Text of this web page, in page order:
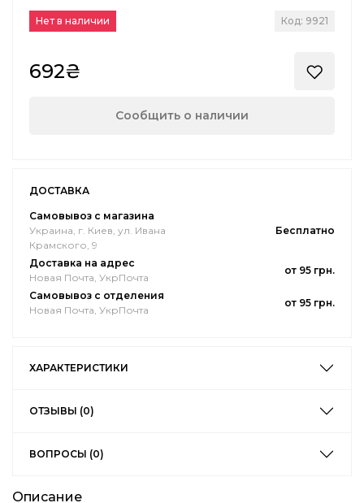
Нет в наличии Код: 9921
692₴
Сообщить о наличии
ДОСТАВКА
Самовывоз с магазина
Украина, г. Киев, ул. Ивана
Крамского, 9
Бесплатно
Доставка на адрес
Новая Почта, УкрПочта
от 95 грн.
Самовывоз с отделения
Новая Почта, УкрПочта
от 95 грн.
ХАРАКТЕРИСТИКИ
ОТЗЫВЫ (0)
ВОПРОСЫ (0)
Описание